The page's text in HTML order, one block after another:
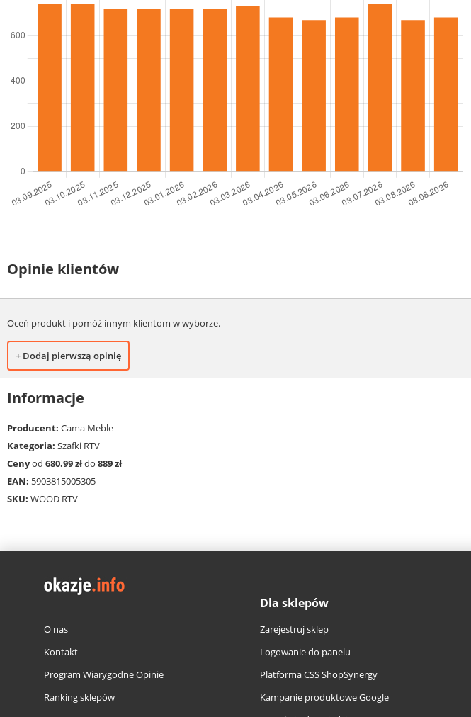
Opinie klientów
Oceń produkt i pomóż innym klientom w wyborze.
+ Dodaj pierwszą opinię
Informacje
Producent: Cama Meble
Kategoria: Szafki RTV
Cenyod 680.99 złdo 889 zł
EAN: 5903815005305
SKU: WOOD RTV
O nas
Kontakt
Program Wiarygodne Opinie
Ranking sklepów
Dla sklepów
Zarejestruj sklep
Logowanie do panelu
Platforma CSS ShopSynergy
Kampanie produktowe Google